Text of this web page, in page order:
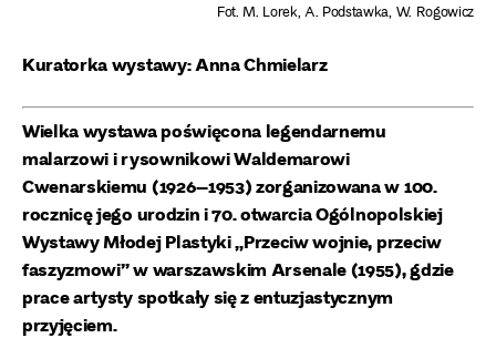
Fot. M. Lorek, A. Podstawka, W. Rogowicz
Kuratorka wystawy: Anna Chmielarz
Wielka wystawa poświęcona legendarnemu
malarzowi i rysownikowi Waldemarowi
Cwenarskiemu (1926–1953) zorganizowana w 100.
rocznicę jego urodzin i 70. otwarcia Ogólnopolskiej
Wystawy Młodej Plastyki „Przeciw wojnie, przeciw
faszyzmowi” w warszawskim Arsenale (1955), gdzie
prace artysty spotkały się z entuzjastycznym
przyjęciem.